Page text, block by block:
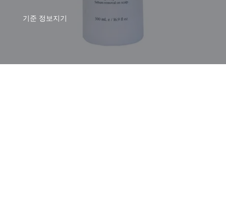
기준 정보지기